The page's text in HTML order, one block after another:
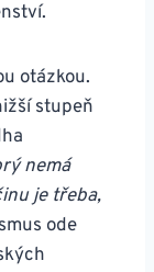
otázkou.
stupeň
nemá
je třeba,
ode